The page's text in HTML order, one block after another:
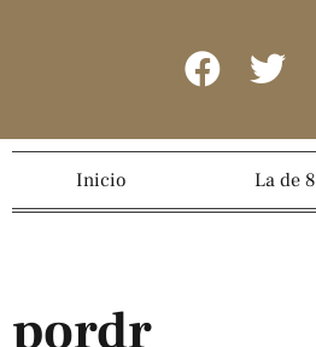
Inicio La de 8
pordr